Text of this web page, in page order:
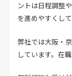
ントは日程調整
を進めやすくして
弊社では大阪・
しています。在